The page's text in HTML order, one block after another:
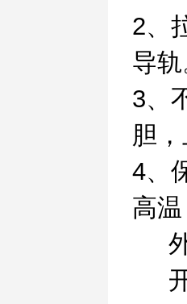
2、
3、
胆
4、
外
开